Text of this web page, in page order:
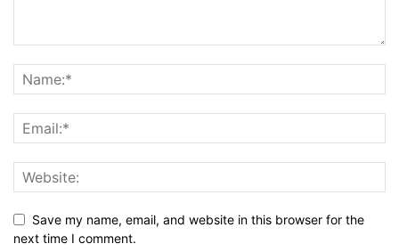
Save my name, email, and website in this browser for the
next time I comment.